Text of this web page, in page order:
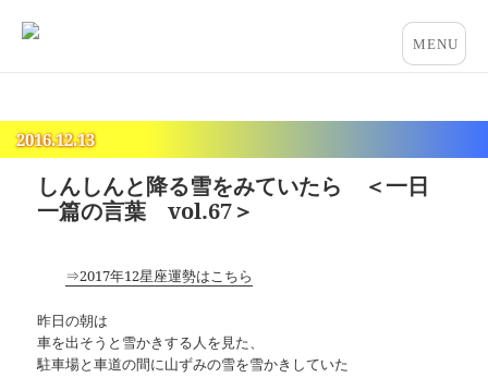
2016.12.13
しんしんと降る雪をみていたら ＜一日
一篇の言葉 vol.67＞
⇒2017年12星座運勢はこちら
昨日の朝は
車を出そうと雪かきする人を見た、
駐車場と車道の間に山ずみの雪を雪かきしていた